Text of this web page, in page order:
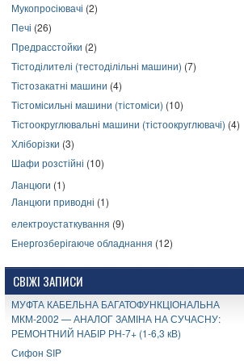
Мукопросіювачі (2)
Печі (26)
Предрасстойки (2)
Тістоділителі (тестоділільні машини) (7)
Тістозакатні машини (4)
Тістомісильні машини (тістоміси) (10)
Тістоокруглювальні машини (тістоокруглювачі) (4)
Хліборізки (3)
Шафи розстійні (10)
Ланцюги (1)
Ланцюги приводні (1)
електроустаткування (9)
Енергозберігаюче обладнання (12)
СВІЖІ ЗАПИСИ
МУФТА КАБЕЛЬНА БАГАТОФУНКЦІОНАЛЬНА
МКМ-2002 — АНАЛОГ ЗАМІНА НА СУЧАСНУ:
РЕМОНТНИЙ НАБІР РН-7+ (1-6,3 кВ)
Сифон SIP